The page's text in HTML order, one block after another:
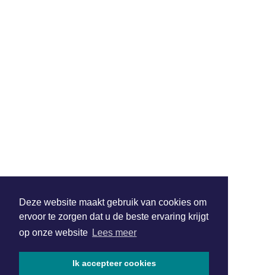
Deze website maakt gebruik van cookies om
ervoor te zorgen dat u de beste ervaring krijgt
op onze website Lees meer
Ik accepteer cookies